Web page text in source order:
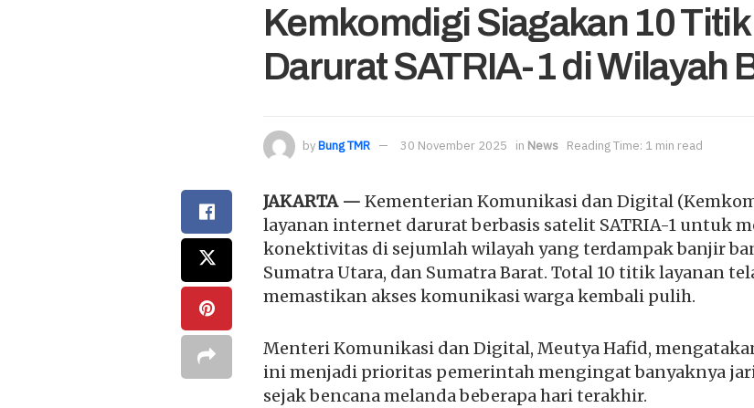
Kemkomdigi Siagakan 10
Darurat SATRIA-1 di Wilayah
byBung TMR 30 November 2025 in News Reading Time: 1 min read
JAKARTA — Kementerian Komunikasi dan Digital
layanan internet darurat berbasis satelit SATRIA-1 untuk
konektivitas di sejumlah wilayah yang terdampak banjir
Sumatra Utara, dan Sumatra Barat. Total 10 titik layanan
memastikan akses komunikasi warga kembali pulih.
Menteri Komunikasi dan Digital, Meutya Hafid,
ini menjadi prioritas pemerintah mengingat banyaknya
sejak bencana melanda beberapa hari terakhir.